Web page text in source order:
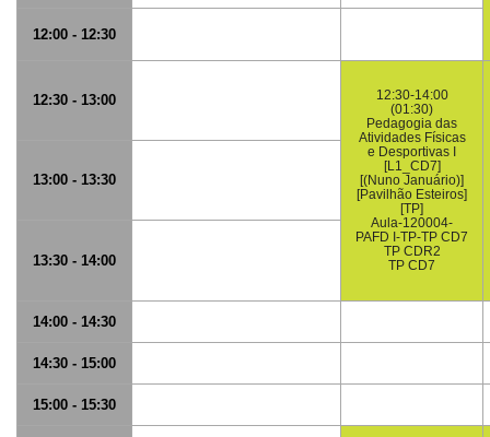
12:00 - 12:30
12:30 - 13:00
12:30-14:00
(01:30)
Pedagogia das
Atividades Físicas
e Desportivas I
[L1_CD7]
[(Nuno Januário)]
[Pavilhão Esteiros]
[TP]
Aula-120004-
PAFD I-TP-TP CD7
TP CDR2
TP CD7
13:00 - 13:30
13:30 - 14:00
14:00 - 14:30
14:30 - 15:00
15:00 - 15:30